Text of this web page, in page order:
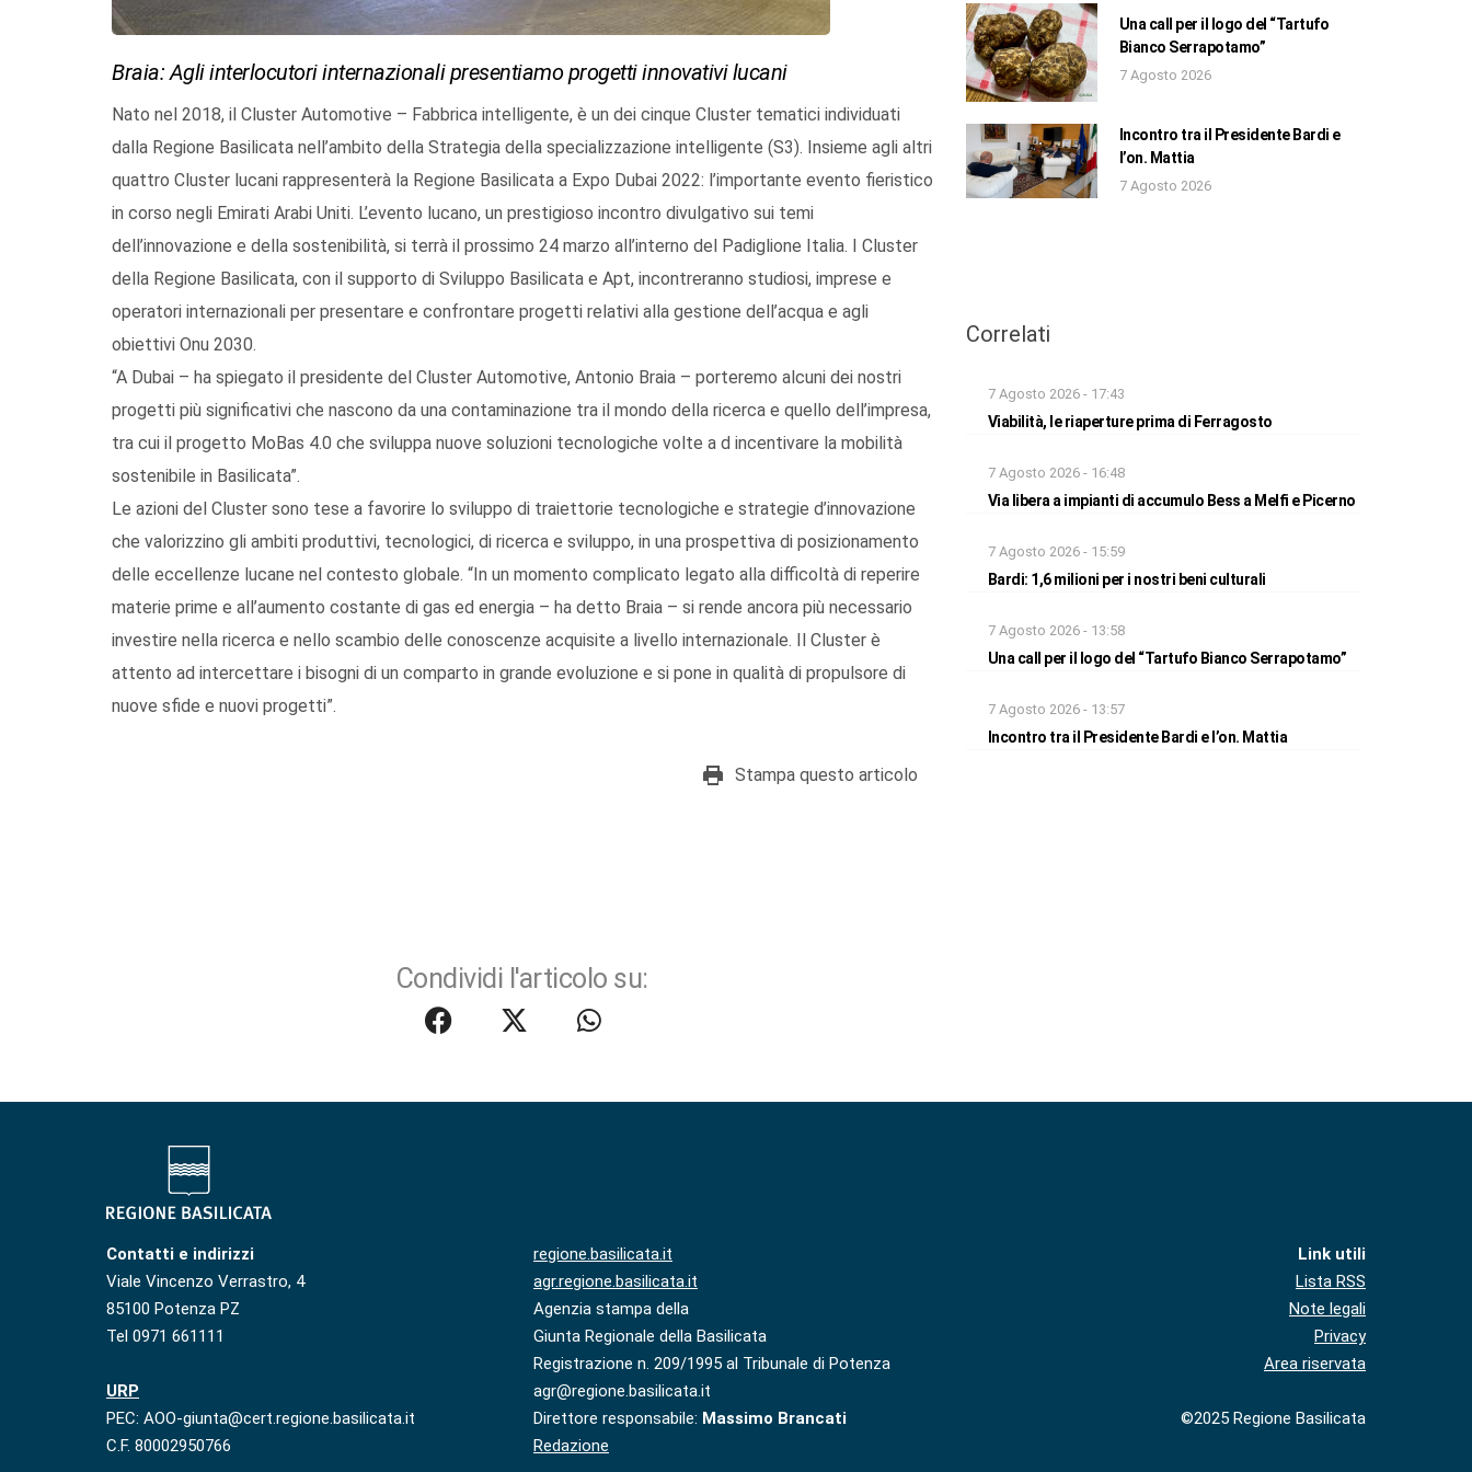
Braia: Agli interlocutori internazionali presentiamo progetti innovativi lucani
Nato nel 2018, il Cluster Automotive – Fabbrica intelligente, è un dei cinque Cluster tematici individuati
dalla Regione Basilicata nell’ambito della Strategia della specializzazione intelligente (S3). Insieme agli altri
quattro Cluster lucani rappresenterà la Regione Basilicata a Expo Dubai 2022: l’importante evento fieristico
in corso negli Emirati Arabi Uniti. L’evento lucano, un prestigioso incontro divulgativo sui temi
dell’innovazione e della sostenibilità, si terrà il prossimo 24 marzo all’interno del Padiglione Italia. I Cluster
della Regione Basilicata, con il supporto di Sviluppo Basilicata e Apt, incontreranno studiosi, imprese e
operatori internazionali per presentare e confrontare progetti relativi alla gestione dell’acqua e agli
obiettivi Onu 2030.
“A Dubai – ha spiegato il presidente del Cluster Automotive, Antonio Braia – porteremo alcuni dei nostri
progetti più significativi che nascono da una contaminazione tra il mondo della ricerca e quello dell’impresa,
tra cui il progetto MoBas 4.0 che sviluppa nuove soluzioni tecnologiche volte a d incentivare la mobilità
sostenibile in Basilicata”.
Le azioni del Cluster sono tese a favorire lo sviluppo di traiettorie tecnologiche e strategie d’innovazione
che valorizzino gli ambiti produttivi, tecnologici, di ricerca e sviluppo, in una prospettiva di posizionamento
delle eccellenze lucane nel contesto globale. “In un momento complicato legato alla difficoltà di reperire
materie prime e all’aumento costante di gas ed energia – ha detto Braia – si rende ancora più necessario
investire nella ricerca e nello scambio delle conoscenze acquisite a livello internazionale. Il Cluster è
attento ad intercettare i bisogni di un comparto in grande evoluzione e si pone in qualità di propulsore di
nuove sfide e nuovi progetti”.
Stampa questo articolo
Condividi l'articolo su:
Una call per il logo del “Tartufo
Bianco Serrapotamo”
7 Agosto 2026
Incontro tra il Presidente Bardi e
l’on. Mattia
7 Agosto 2026
Correlati
7 Agosto 2026 - 17:43
Viabilità, le riaperture prima di Ferragosto
7 Agosto 2026 - 16:48
Via libera a impianti di accumulo Bess a Melfi e Picerno
7 Agosto 2026 - 15:59
Bardi: 1,6 milioni per i nostri beni culturali
7 Agosto 2026 - 13:58
Una call per il logo del “Tartufo Bianco Serrapotamo”
7 Agosto 2026 - 13:57
Incontro tra il Presidente Bardi e l’on. Mattia
Contatti e indirizzi
Viale Vincenzo Verrastro, 4
85100 Potenza PZ
Tel 0971 661111
URP
PEC: AOO-giunta@cert.regione.basilicata.it
C.F. 80002950766
regione.basilicata.it
agr.regione.basilicata.it
Agenzia stampa della
Giunta Regionale della Basilicata
Registrazione n. 209/1995 al Tribunale di Potenza
agr@regione.basilicata.it
Direttore responsabile: Massimo Brancati
Redazione
Link utili
Lista RSS
Note legali
Privacy
Area riservata
©2025 Regione Basilicata